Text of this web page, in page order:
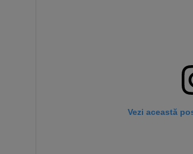
Vezi această